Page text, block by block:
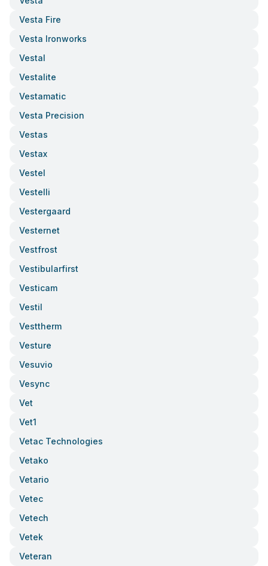
Vesta Fire
Vesta Ironworks
Vestal
Vestalite
Vestamatic
Vesta Precision
Vestas
Vestax
Vestel
Vestelli
Vestergaard
Vesternet
Vestfrost
Vestibularfirst
Vesticam
Vestil
Vesttherm
Vesture
Vesuvio
Vesync
Vet
Vet1
Vetac Technologies
Vetako
Vetario
Vetec
Vetech
Vetek
Veteran